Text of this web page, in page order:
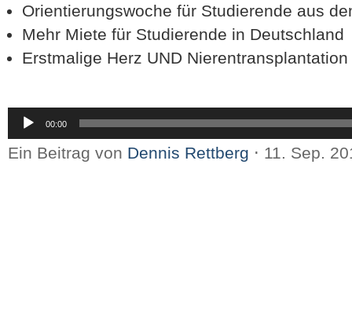
Orientierungswoche für Studierende aus
Mehr Miete für Studierende in Deutschland
Erstmalige Herz UND
Audio-
Player
00:00
Ein Beitrag von Dennis Rettberg ⋅ 11. Sep.